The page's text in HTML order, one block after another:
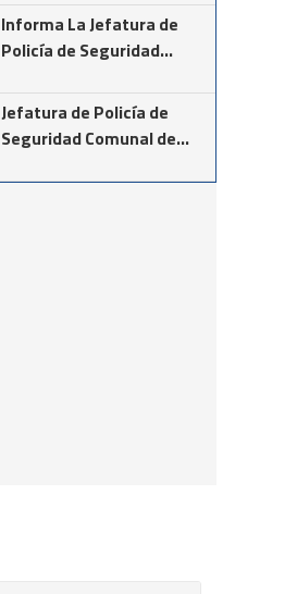
la instalación de cámaras
de seguridad en el cruce
de las rutas provinciales
67 y 85
Informa La Jefatura de
Policía de Seguridad
Suárez
Jefatura de Policía de
Seguridad Comunal de
procedimientos llevados a